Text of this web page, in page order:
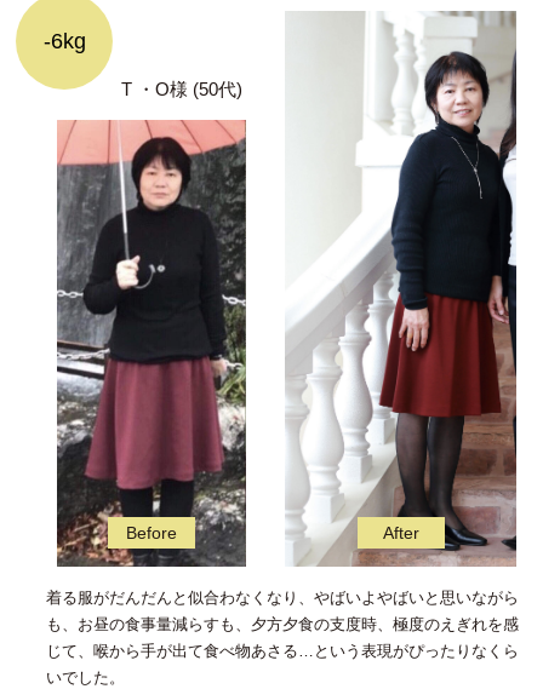
T ・O様 (50代)
-6kg
着る服がだんだんと似合わなくなり、やばいよやばいと思いながら
も、お昼の食事量減らすも、夕方夕食の支度時、極度のえぎれを感
じて、喉から手が出て食べ物あさる…という表現がぴったりなくら
いでした。